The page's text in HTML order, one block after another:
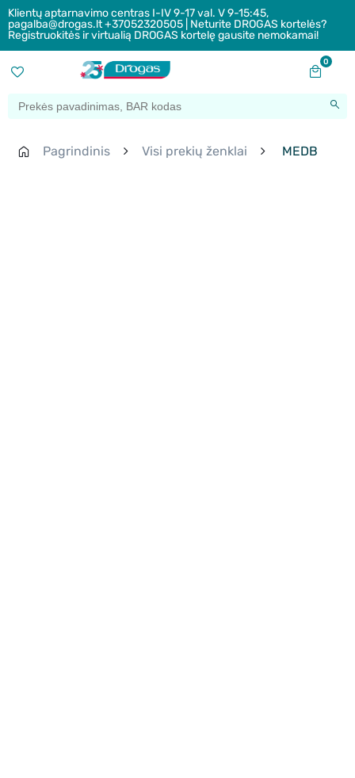
Klientų aptarnavimo centras I-IV 9-17 val. V 9-15:45,
pagalba@drogas.lt +37052320505 | Neturite DROGAS kortelės?
Registruokitės ir virtualią DROGAS kortelę gausite nemokamai!
0
Pagrindinis Visi prekių ženklai MEDB